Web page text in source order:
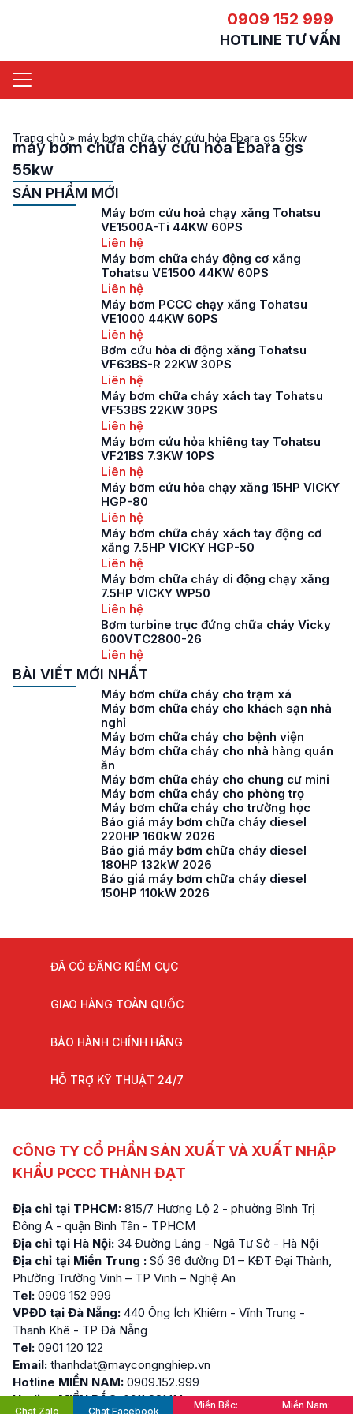
0909 152 999
HOTLINE TƯ VẤN
Trang chủ » máy bơm chữa cháy cứu hỏa Ebara gs 55kw
máy bơm chữa cháy cứu hỏa Ebara gs
55kw
SẢN PHẨM MỚI
Máy bơm cứu hoả chạy xăng Tohatsu
VE1500A-Ti 44KW 60PS
Liên hệ
Máy bơm chữa cháy động cơ xăng
Tohatsu VE1500 44KW 60PS
Liên hệ
Máy bơm PCCC chạy xăng Tohatsu
VE1000 44KW 60PS
Liên hệ
Bơm cứu hỏa di động xăng Tohatsu
VF63BS-R 22KW 30PS
Liên hệ
Máy bơm chữa cháy xách tay Tohatsu
VF53BS 22KW 30PS
Liên hệ
Máy bơm cứu hỏa khiêng tay Tohatsu
VF21BS 7.3KW 10PS
Liên hệ
Máy bơm cứu hỏa chạy xăng 15HP VICKY
HGP-80
Liên hệ
Máy bơm chữa cháy xách tay động cơ
xăng 7.5HP VICKY HGP-50
Liên hệ
Máy bơm chữa cháy di động chạy xăng
7.5HP VICKY WP50
Liên hệ
Bơm turbine trục đứng chữa cháy Vicky
600VTC2800-26
Liên hệ
BÀI VIẾT MỚI NHẤT
Máy bơm chữa cháy cho trạm xá
Máy bơm chữa cháy cho khách sạn nhà
nghỉ
Máy bơm chữa cháy cho bệnh viện
Máy bơm chữa cháy cho nhà hàng quán
ăn
Máy bơm chữa cháy cho chung cư mini
Máy bơm chữa cháy cho phòng trọ
Máy bơm chữa cháy cho trường học
Báo giá máy bơm chữa cháy diesel
220HP 160kW 2026
Báo giá máy bơm chữa cháy diesel
180HP 132kW 2026
Báo giá máy bơm chữa cháy diesel
150HP 110kW 2026
ĐÃ CÓ ĐĂNG KIỂM CỤC
GIAO HÀNG TOÀN QUỐC
BẢO HÀNH CHÍNH HÃNG
HỖ TRỢ KỸ THUẬT 24/7
CÔNG TY CỔ PHẦN SẢN XUẤT VÀ XUẤT NHẬP
KHẨU PCCC THÀNH ĐẠT
Địa chỉ tại TPHCM: 815/7 Hương Lộ 2 - phường Bình Trị
Đông A - quận Bình Tân - TPHCM
Địa chỉ tại Hà Nội: 34 Đường Láng - Ngã Tư Sở - Hà Nội
Địa chỉ tại Miền Trung : Số 36 đường D1 – KĐT Đại Thành,
Phường Trường Vinh – TP Vinh – Nghệ An
Tel: 0909 152 999
VPĐD tại Đà Nẵng: 440 Ông Ích Khiêm - Vĩnh Trung -
Thanh Khê - TP Đà Nẵng
Tel: 0901 120 122
Email: thanhdat@maycongnghiep.vn
Hotline MIỀN NAM: 0909.152.999
Hotline MIỀN BẮC: 0911.881.114
Chat Zalo Chat Facebook
Miền Bắc:
Miền Nam: